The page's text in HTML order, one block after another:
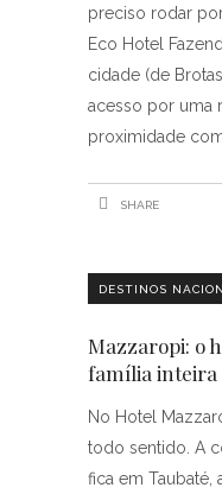
preciso rodar
Eco Hotel
cidade (de
acesso por uma
proximidade
SHARE
DESTINOS
Mazzaropi: o
família inteira
No Hotel
todo sentido. A
fica em Taubaté,